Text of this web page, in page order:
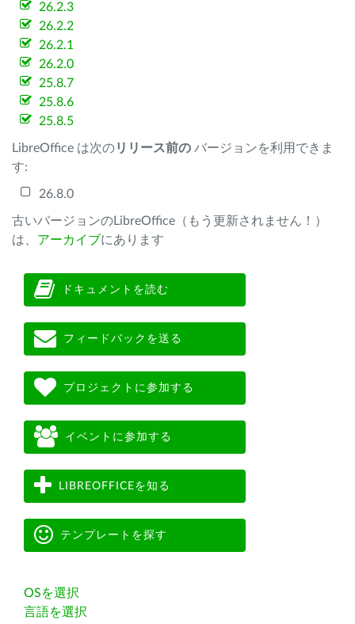
26.2.3
26.2.2
26.2.1
26.2.0
25.8.7
25.8.6
25.8.5
LibreOffice は次のリリース前の バージョンを利用できま
す:
26.8.0
古いバージョンのLibreOffice（もう更新されません！）
は、 アーカイブにあります
ドキュメントを読む
フィードバックを送る
プロジェクトに参加する
イベントに参加する
LIBREOFFICEを知る
テンプレートを探す
OSを選択
言語を選択